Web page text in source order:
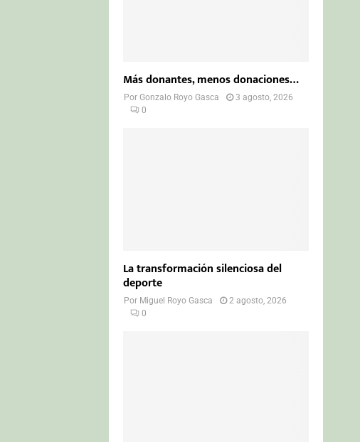
Más donantes, menos donaciones…
PorGonzalo Royo Gasca
3 agosto, 2026
0
La transformación silenciosa del
deporte
Por Miguel Royo Gasca
2 agosto, 2026
0